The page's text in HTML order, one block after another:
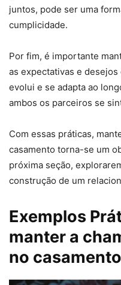
juntos, pode ser uma
cumplicidade.
Por fim, é importante
as expectativas e desejos
evolui e se adapta ao
ambos os parceiros se
Com essas práticas,
casamento torna-se um
próxima seção,
construção de um
Exemplos
manter a
no casamento